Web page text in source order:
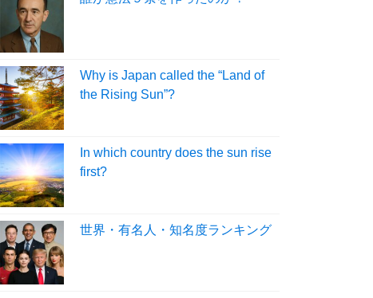
Why is Japan called the “Land of
the Rising Sun”?
In which country does the sun rise
first?
世界・有名人・知名度ランキング